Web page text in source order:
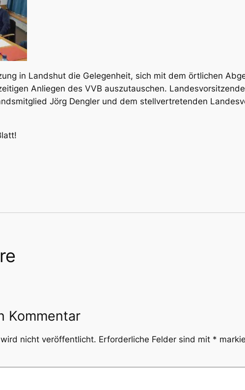
in Lands­hut die Gele­gen­heit, sich mit dem ört­li­chen
Anlie­gen des VVB aus­zu­tau­schen.
Jörg Deng­ler und dem stell­ver­tre­ten­den
Kommentar
nicht veröffentlicht. Erforderliche Felder sind mit *